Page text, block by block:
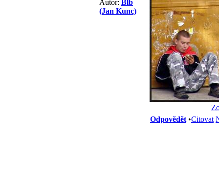
Autor: Blb
(Jan Kunc)
Odpovědět •Citovat